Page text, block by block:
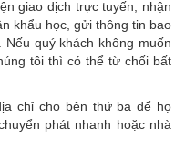
giao dịch trực tuyến, nhận
khẩu học, gửi thông tin bao
quý khách không muốn
tôi thì có thể từ chối bất
chỉ cho bên thứ ba để họ
phát nhanh hoặc nhà